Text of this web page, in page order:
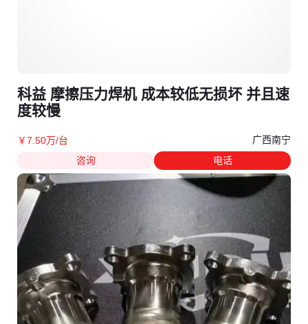
科益 摩擦压力焊机 成本较低无损坏 并且速
度较慢
￥7 .50万/台
广西南宁
咨询
电话